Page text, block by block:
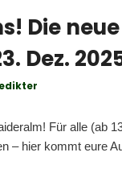
Die
Dez.
Für alle (ab
– hier kommt eure